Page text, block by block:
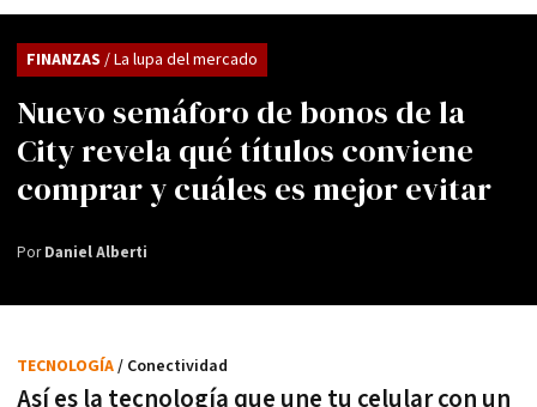
Nuevo semáforo de bonos de la
City revela qué títulos conviene
comprar y cuáles es mejor evitar
FINANZAS / La lupa del mercado
PorDaniel Alberti
Así es la tecnología que une tu celular con un
TECNOLOGÍA/ Conectividad